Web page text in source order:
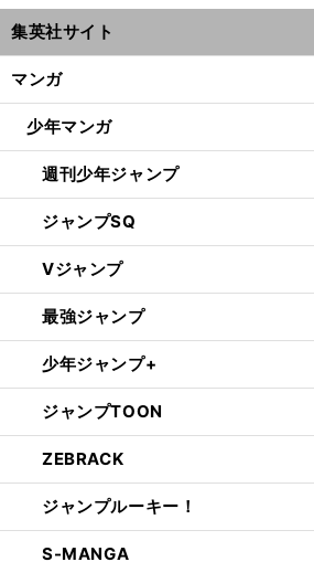
集英社サイト
マンガ
少年マンガ
週刊少年ジャンプ
ジャンプSQ
Vジャンプ
最強ジャンプ
少年ジャンプ+
ジャンプTOON
ZEBRACK
ジャンプルーキー！
S-MANGA